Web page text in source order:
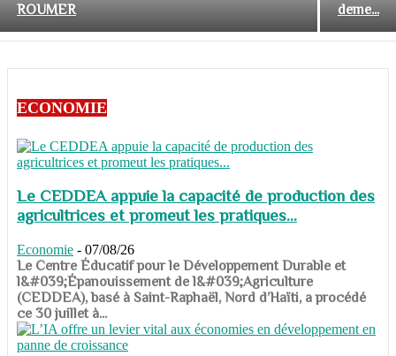
ROUMER
deme...
ECONOMIE
Le CEDDEA appuie la capacité de production des
agricultrices et promeut les pratiques...
Economie - 07/08/26
​​​​​​​Le Centre Éducatif pour le Développement Durable et
l&#039;Épanouissement de l&#039;Agriculture
(CEDDEA), basé à Saint-Raphaël, Nord d’Haïti, a procédé
ce 30 juillet à...